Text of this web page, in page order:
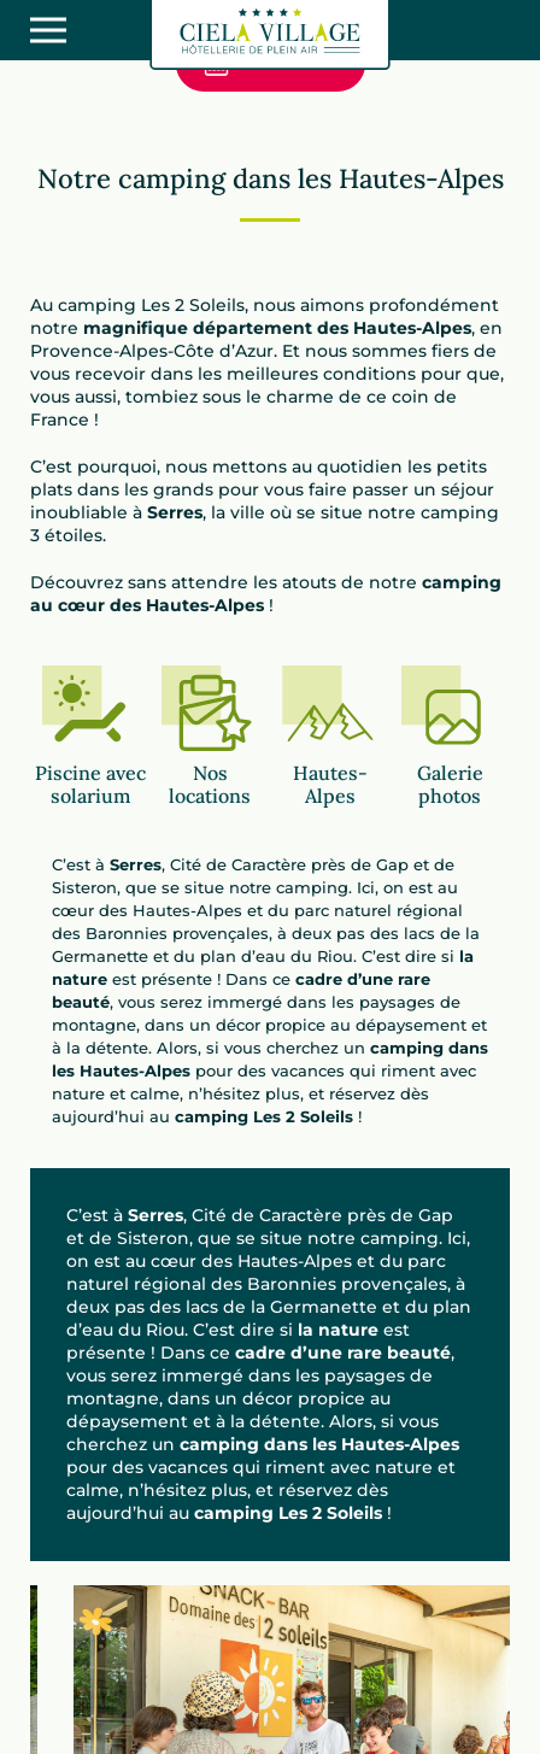
Camping Les 2 Soleils
Camping Les 2 Soleils
Je réserve
Notre camping dans les Hautes-Alpes
Au camping Les 2 Soleils, nous aimons profondément
notre magnifique département des Hautes-Alpes, en
Provence-Alpes-Côte d’Azur. Et nous sommes fiers de
vous recevoir dans les meilleures conditions pour que,
vous aussi, tombiez sous le charme de ce coin de
France !
C’est pourquoi, nous mettons au quotidien les petits
plats dans les grands pour vous faire passer un séjour
inoubliable à Serres, la ville où se situe notre camping
3 étoiles.
Découvrez sans attendre les atouts de notre camping
au cœur des Hautes-Alpes !
Piscine avec
solarium
Nos
locations
Hautes-
Alpes
Galerie
photos
C’est à Serres, Cité de Caractère près de Gap et de
Sisteron, que se situe notre camping. Ici, on est au
cœur des Hautes-Alpes et du parc naturel régional
des Baronnies provençales, à deux pas des lacs de la
Germanette et du plan d’eau du Riou. C’est dire si la
nature est présente ! Dans ce cadre d’une rare
beauté, vous serez immergé dans les paysages de
montagne, dans un décor propice au dépaysement et
à la détente. Alors, si vous cherchez un camping dans
les Hautes-Alpes pour des vacances qui riment avec
nature et calme, n’hésitez plus, et réservez dès
aujourd’hui au camping Les 2 Soleils !
C’est à Serres, Cité de Caractère près de Gap
et de Sisteron, que se situe notre camping. Ici,
on est au cœur des Hautes-Alpes et du parc
naturel régional des Baronnies provençales, à
deux pas des lacs de la Germanette et du plan
d’eau du Riou. C’est dire si la nature est
présente ! Dans ce cadre d’une rare beauté,
vous serez immergé dans les paysages de
montagne, dans un décor propice au
dépaysement et à la détente. Alors, si vous
cherchez un camping dans les Hautes-Alpes
pour des vacances qui riment avec nature et
calme, n’hésitez plus, et réservez dès
aujourd’hui au camping Les 2 Soleils !